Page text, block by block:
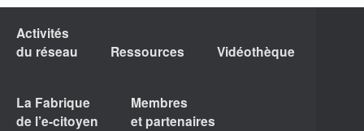
Activités
du réseau
Ressources Vidéothèque
La Fabrique
de l’e-citoyen
Membres
et partenaires